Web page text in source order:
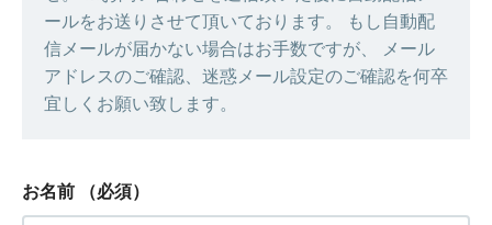
ールをお送りさせて頂いております。 もし自動配
信メールが届かない場合はお手数ですが、 メール
アドレスのご確認、迷惑メール設定のご確認を何卒
宜しくお願い致します。
お名前 （必須）